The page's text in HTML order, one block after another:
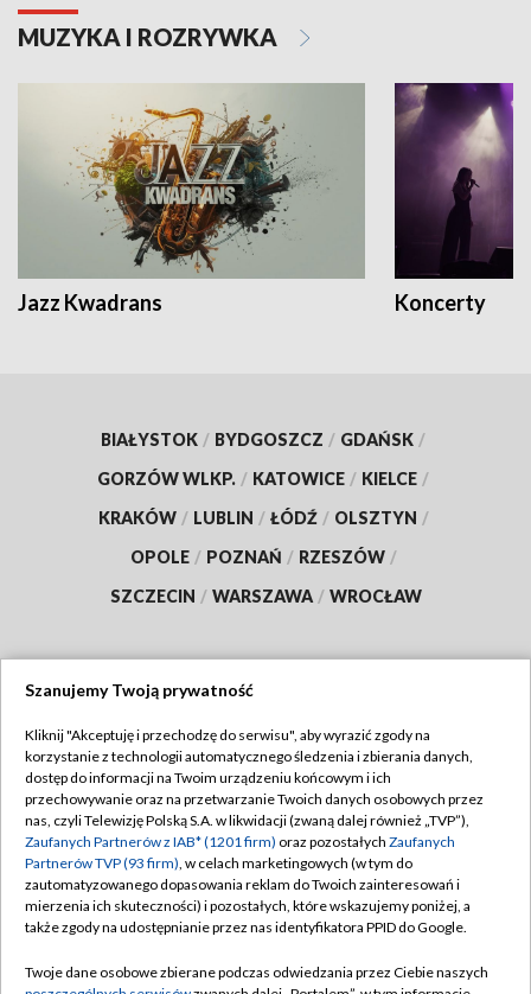
MUZYKA I ROZRYWKA
Jazz Kwadrans Koncerty
BIAŁYSTOK / BYDGOSZCZ / GDAŃSK /
GORZÓW WLKP. / KATOWICE / KIELCE /
KRAKÓW / LUBLIN / ŁÓDŹ / OLSZTYN /
OPOLE / POZNAŃ / RZESZÓW /
SZCZECIN / WARSZAWA / WROCŁAW
TVP
Abonament TVP
Emisja w TVP
Centrum informacji TVP
Naziemna Telewizja Cyfrowa
Regulamin TVP
Polityka prywatności
Moje zgody
Pomoc
Szanujemy Twoją prywatność
Kliknij "Akceptuję i przechodzę do serwisu", aby wyrazić zgody na
korzystanie z technologii automatycznego śledzenia i zbierania danych,
dostęp do informacji na Twoim urządzeniu końcowym i ich
przechowywanie oraz na przetwarzanie Twoich danych osobowych przez
nas, czyli Telewizję Polską S.A. w likwidacji (zwaną dalej również „TVP”),
Zaufanych Partnerów z IAB* (1201 firm) oraz pozostałych Zaufanych
Partnerów TVP (93 firm), w celach marketingowych (w tym do
zautomatyzowanego dopasowania reklam do Twoich zainteresowań i
mierzenia ich skuteczności) i pozostałych, które wskazujemy poniżej, a
także zgody na udostępnianie przez nas identyfikatora PPID do Google.
Twoje dane osobowe zbierane podczas odwiedzania przez Ciebie naszych